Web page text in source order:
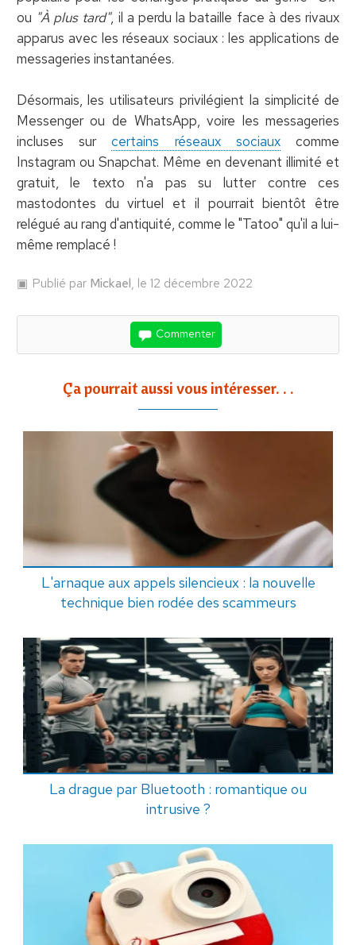
ou "À plus tard", il a perdu la bataille face à des rivaux
apparus avec les réseaux sociaux : les applications de
messageries instantanées.
Désormais, les utilisateurs privilégient la simplicité de
Messenger ou de WhatsApp, voire les messageries
incluses surcertains réseaux sociauxcomme
Instagram ou Snapchat. Même en devenant illimité et
gratuit, le texto n'a pas su lutter contre ces
mastodontes du virtuel et il pourrait bientôt être
relégué au rang d'antiquité, comme le "Tatoo" qu'il a lui-
même remplacé !
Publié par Mickael, le 12 décembre 2022
Commenter
Ça pourrait aussi vous intéresser. . .
L'arnaque aux appels silencieux : la nouvelle
technique bien rodée des scammeurs
La drague par Bluetooth : romantique ou
intrusive ?